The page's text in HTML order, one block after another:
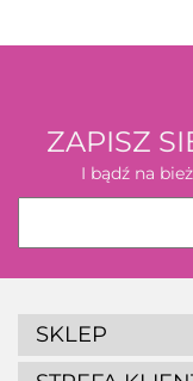
ZAPISZ
I bądź na
SKLEP